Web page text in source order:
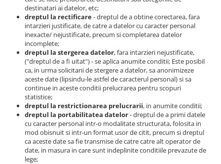
destinatari ai datelor, etc;
dreptul la rectificare- dreptul de a obtine corectarea, fara
intarzieri justificate, de catre a datelor cu caracter personal
inexacte/ nejustificate, precum si completarea datelor
incomplete;
dreptul la stergerea datelor, fara intarzieri nejustificate,
("dreptul de a fi uitat") - se aplica anumite conditii; Este posibil
ca, in urma solicitarii de stergere a datelor, sa anonimizeze
aceste date (lipsindu-le astfel de caracterul personal) si sa
continue in aceste conditii prelucrarea pentru scopuri
statistice;
dreptul la restrictionarea prelucrarii, in anumite conditii;
dreptul la portabilitatea datelor- dreptul de a primi datele
cu caracter personal intr-o modalitate structurata, folosita in
mod obisnuit si intr-un format usor de citit, precum si dreptul
ca aceste date sa fie transmise de catre catre alt operator de
date, in masura in care sunt indeplinite conditiile prevazute de
lege;